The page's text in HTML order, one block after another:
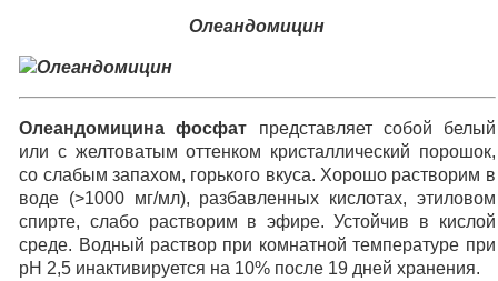
Олеандомицин
Олеандомицина фосфат представляет собой белый
или с желтоватым оттенком кристаллический порошок,
со слабым запахом, горького вкуса. Хорошо растворим в
воде (>1000 мг/мл), разбавленных кислотах, этиловом
спирте, слабо растворим в эфире. Устойчив в кислой
среде. Водный раствор при комнатной температуре при
рН 2,5 инактивируется на 10% после 19 дней хранения.